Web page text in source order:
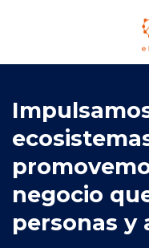
negocio
personas y